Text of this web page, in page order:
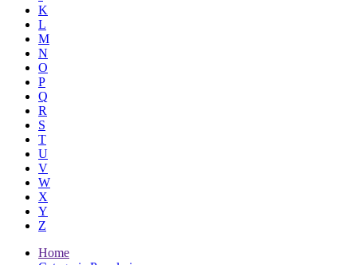
K
L
M
N
O
P
Q
R
S
T
U
V
W
X
Y
Z
Home